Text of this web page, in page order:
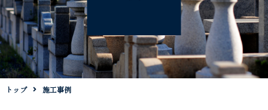
トップ 施工事例